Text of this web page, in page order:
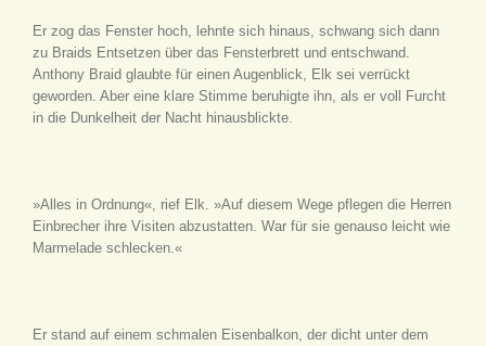
Er zog das Fenster hoch, lehnte sich hinaus, schwang sich dann
zu Braids Entsetzen über das Fensterbrett und entschwand.
Anthony Braid glaubte für einen Augenblick, Elk sei verrückt
geworden. Aber eine klare Stimme beruhigte ihn, als er voll Furcht
in die Dunkelheit der Nacht hinausblickte.
»Alles in Ordnung«, rief Elk. »Auf diesem Wege pflegen die Herren
Einbrecher ihre Visiten abzustatten. War für sie genauso leicht wie
Marmelade schlecken.«
Er stand auf einem schmalen Eisenbalkon, der dicht unter dem